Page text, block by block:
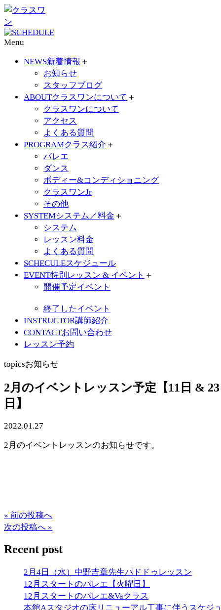
Menu
NEWS新着情報 ＋
お知らせ
スタッフブログ
ABOUTクラスワンについて ＋
クラスワンについて
アクセス
よくある質問
PROGRAMクラス紹介 ＋
バレエ
ダンス
ボディー&コンディショニング
クラスワンJr
その他
SYSTEMシステム／料金 ＋
システム
レッスン料金
よくある質問
SCHECULEスケジュール
EVENT特別レッスン & イベント ＋
開催予定イベント
終了したイベント
INSTRUCTOR講師紹介
CONTACTお問い合わせ
レッスン予約
topicsお知らせ
2月のイベントレッスン予定【11日 & 23
日】
2022.01.27
2月のイベントレッスンのお知らせです。
« 前の投稿へ
次の投稿へ »
Recent post
2月4日（水）中野吉章先生パドドゥレッスン
12月スタートのバレエ【火曜日】
12月スタートのバレエ&Vaクラス
本館Aスタジオの床リニューアル工事に伴うスケジ